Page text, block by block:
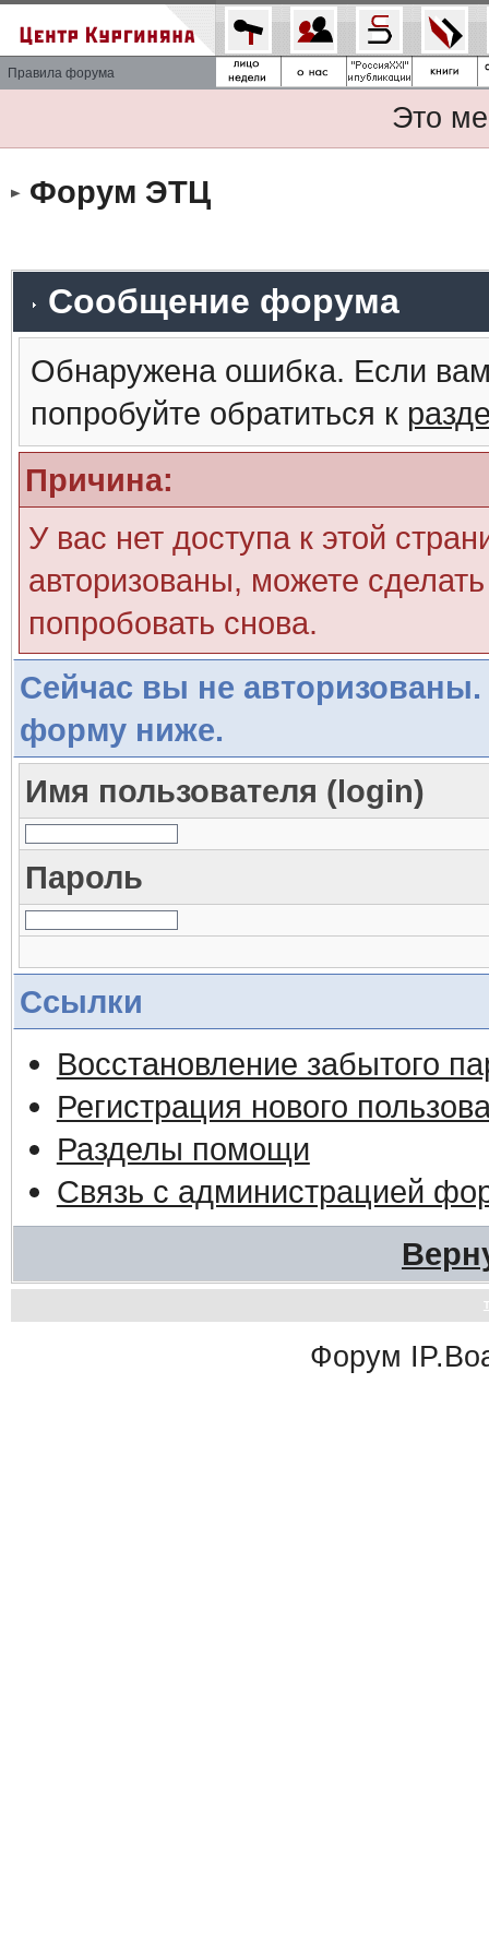
Правила форума
Это
Форум ЭТЦ
Сообщение форума
Обнаружена ошибка. Если
попробуйте обратиться к
Причина:
У вас нет доступа к этой
авторизованы, можете
попробовать снова.
Сейчас вы не авторизованы.
форму ниже.
Имя пользователя (login)
Пароль
Ссылки
Восстановление забытого
Регистрация нового
Разделы помощи
Связь с администрацией
Форум